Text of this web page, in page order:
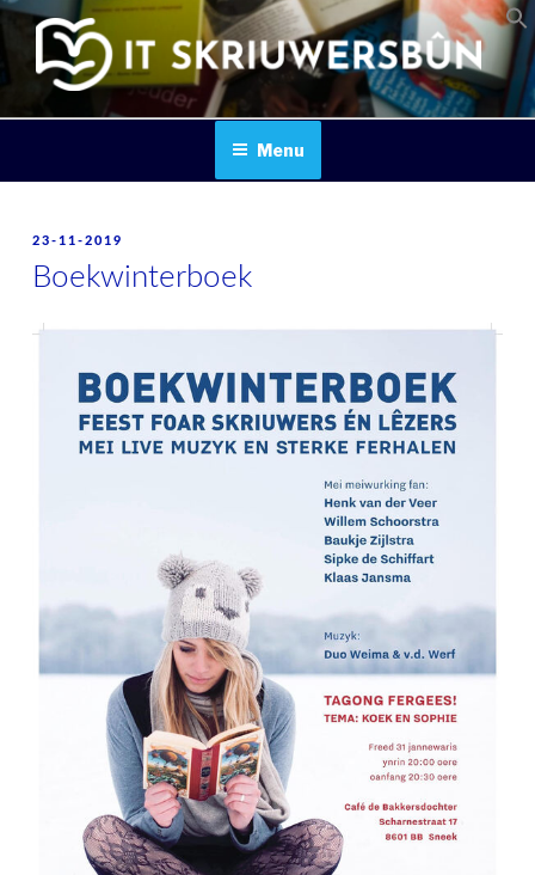
Skip
content
IT SKRIUWERSBOUN
Menu
POSTED
23-11-2019
Boekwinterboek